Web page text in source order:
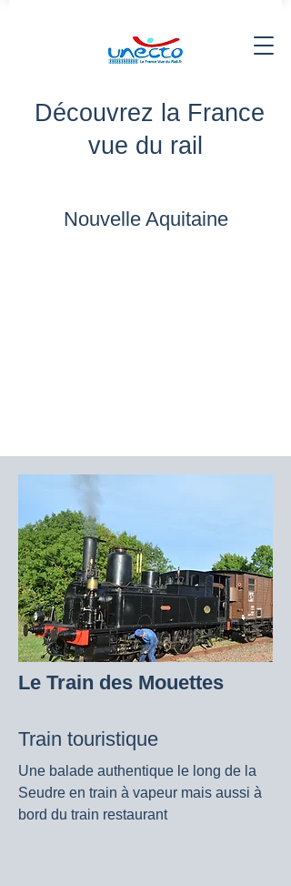
Découvrez la France
vue du rail
Nouvelle Aquitaine
Le Train des Mouettes
Train touristique
Une balade authentique le long de la
Seudre en train à vapeur mais aussi à
bord du train restaurant